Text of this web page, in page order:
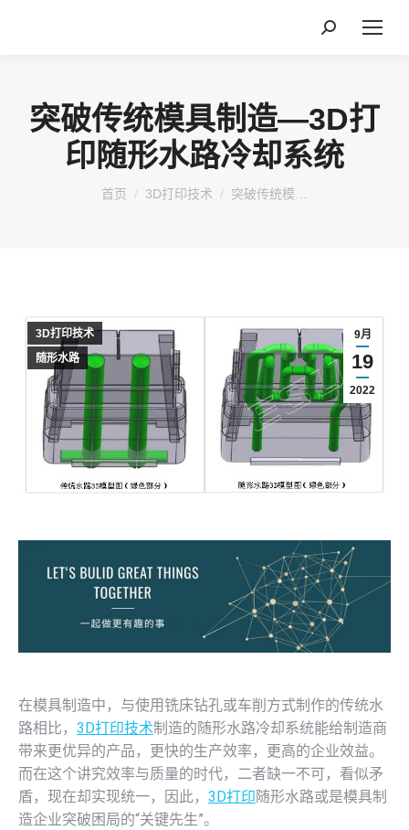
搜
突破传统模具制造—3D打
印随形水路冷却系统
您在这里：
首页 3D打印技术 突破传统模…
9月
19
2022
3D打印技术
随形水路
在模具制造中，与使用铣床钻孔或车削方式制作的传统水
路相比， 3D打印技术制造的随形水路冷却系统能给制造商
带来更优异的产品，更快的生产效率，更高的企业效益。
而在这个讲究效率与质量的时代，二者缺一不可，看似矛
盾，现在却实现统一，因此， 3D打印 随形水路或是模具制
造企业突破困局的“关键先生”。